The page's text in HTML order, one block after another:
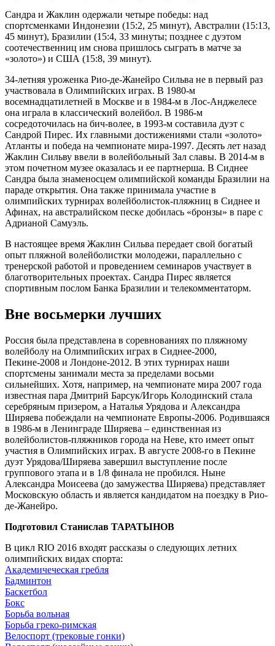
Сандра и Жаклин одержали четыре победы: над
спортсменками Индонезии (15:2, 25 минут), Австралии (15:13,
45 минут), Бразилии (15:4, 33 минуты; позднее с дуэтом
соотечественниц им снова пришлось сыграть в матче за
«золото») и США (15:8, 39 минут).
34-летняя уроженка Рио-де-Жанейро Сильва не в первый раз
участвовала в Олимпийских играх. В 1980-м
восемнадцатилетней в Москве и в 1984-м в Лос-Анджелесе
она играла в классический волейбол. В 1986-м
сосредоточилась на бич-волее, в 1993-м составила дуэт с
Сандрой Пирес. Их главными достижениями стали «золото»
Атланты и победа на чемпионате мира-1997. Десять лет назад
Жаклин Сильву ввели в волейбольный Зал славы. В 2014-м в
этом почетном музее оказалась и ее партнерша. В Сиднее
Сандра была знаменосцем олимпийской команды Бразилии на
параде открытия. Она также принимала участие в
олимпийских турнирах волейболисток-пляжниц в Сиднее и
Афинах, на австралийском песке добилась «бронзы» в паре с
Адрианой Самуэль.
В настоящее время Жаклин Сильва передает свой богатый
опыт пляжной волейболистки молодежи, параллельно с
тренерской работой и проведением семинаров участвует в
благотворительных проектах. Сандра Пирес является
спортивным послом Банка Бразилии и телекомментаторм.
Вне восьмерки лучших
Россия была представлена в соревнованиях по пляжному
волейболу на Олимпийских играх в Сиднее-2000,
Пекине-2008 и Лондоне-2012. В этих турнирах наши
спортсмены занимали места за пределами восьми
сильнейших. Хотя, например, на чемпионате мира 2007 года
известная пара Дмитрий Барсук/Игорь Колодинский стала
серебряным призером, а Наталья Урядова и Александра
Ширяева побеждали на чемпионате Европы-2006. Родившаяся
в 1986-м в Ленинграде Ширяева – единственная из
волейболистов-пляжников города на Неве, кто имеет опыт
участия в Олимпийских играх. В августе 2008-го в Пекине
дуэт Урядова/Ширяева завершил выступление после
группового этапа и в 1/8 финала не пробился. Ныне
Александра Моисеева (до замужества Ширяева) представляет
Московскую область и является кандидатом на поездку в Рио-
де-Жанейро.
Подготовил Станислав ТАРАТЫНОВ
В цикл RIO 2016 входят рассказы о следующих летних
олимпийских видах спорта:
Академичеческая гребля
Бадминтон
Баскетбол
Бокс
Борьба вольная
Борьба греко-римская
Велоспорт (трековые гонки)